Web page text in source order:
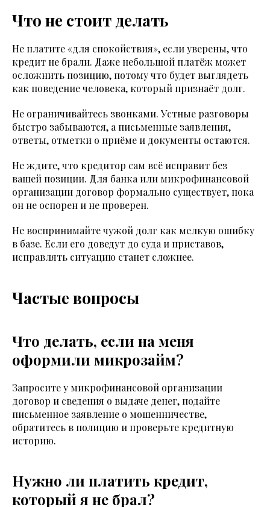
Что не стоит делать
Не платите «для спокойствия», если уверены, что
кредит не брали. Даже небольшой платёж может
осложнить позицию, потому что будет выглядеть
как поведение человека, который признаёт долг.
Не ограничивайтесь звонками. Устные разговоры
быстро забываются, а письменные заявления,
ответы, отметки о приёме и документы остаются.
Не ждите, что кредитор сам всё исправит без
вашей позиции. Для банка или микрофинансовой
организации договор формально существует, пока
он не оспорен и не проверен.
Не воспринимайте чужой долг как мелкую ошибку
в базе. Если его доведут до суда и приставов,
исправлять ситуацию станет сложнее.
Частые вопросы
Что делать, если на меня
оформили микрозайм?
Запросите у микрофинансовой организации
договор и сведения о выдаче денег, подайте
письменное заявление о мошенничестве,
обратитесь в полицию и проверьте кредитную
историю.
Нужно ли платить кредит,
который я не брал?